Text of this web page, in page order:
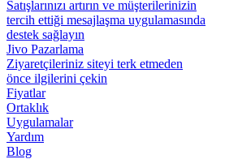
Satışlarınızı artırın ve müşterilerinizin
tercih ettiği mesajlaşma uygulamasında
destek sağlayın
Jivo Pazarlama
Ziyaretçileriniz siteyi terk etmeden
önce ilgilerini çekin
Fiyatlar
Ortaklık
Uygulamalar
Yardım
Blog